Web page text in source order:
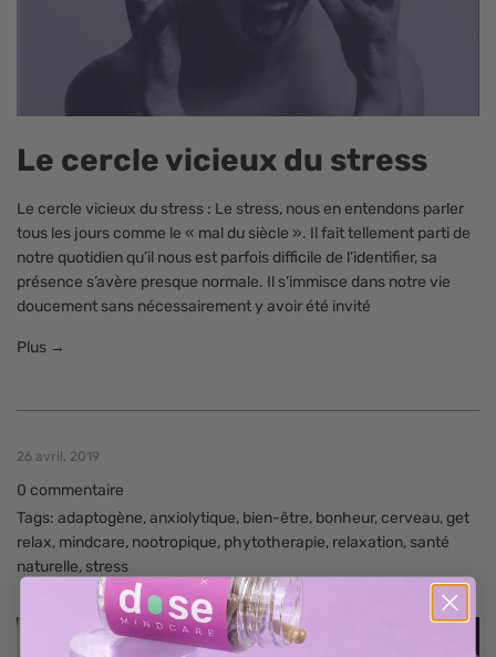
Le cercle vicieux du stress
Le cercle vicieux du stress : Le stress, nous en entendons parler
tous les jours comme le « mal du siècle ». Il fait tellement parti de
notre quotidien qu’il nous est parfois difficile de l’identifier, sa
présence s’avère presque normale. Il s’immisce dans notre vie
doucement sans nécessairement y avoir été invité
Plus →
26 avril, 2019
0 commentaire
Tags: adaptogène,anxiolytique, bien-être, bonheur, cerveau, get
relax, mindcare, nootropique, phytotherapie, relaxation, santé
naturelle, stress